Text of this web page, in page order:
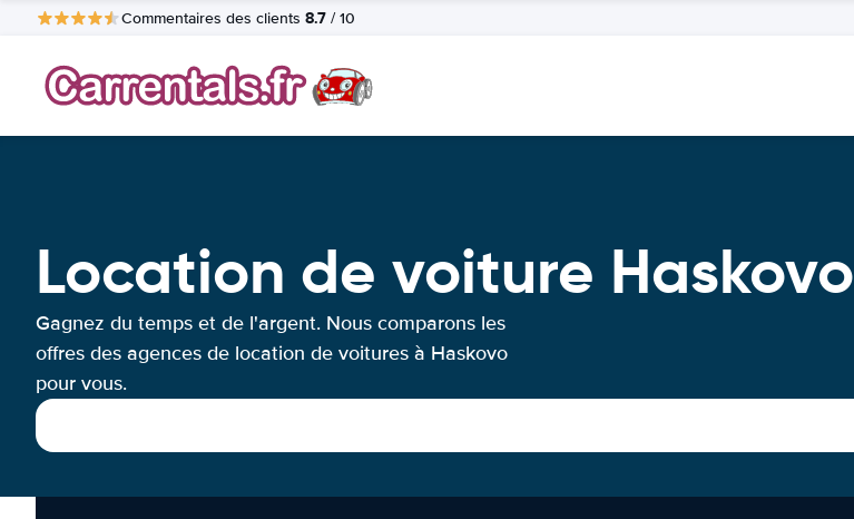
Commentaires des clients 8.7 / 10
Location de voiture Haskovo
Gagnez du temps et de l'argent. Nous comparons les
offres des agences de location de voitures à Haskovo
pour vous.